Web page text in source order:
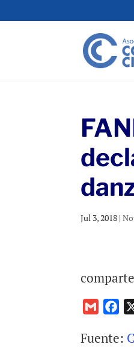
Jul 3, 2018 |
comparte
G
a
c
Fuente: